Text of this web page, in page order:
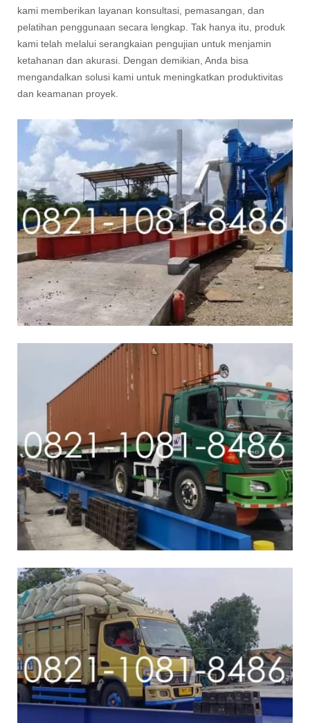
kami memberikan layanan konsultasi, pemasangan, dan
pelatihan penggunaan secara lengkap. Tak hanya itu, produk
kami telah melalui serangkaian pengujian untuk menjamin
ketahanan dan akurasi. Dengan demikian, Anda bisa
mengandalkan solusi kami untuk meningkatkan produktivitas
dan keamanan proyek.